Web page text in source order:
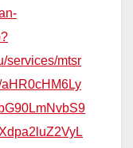
services/mtsr